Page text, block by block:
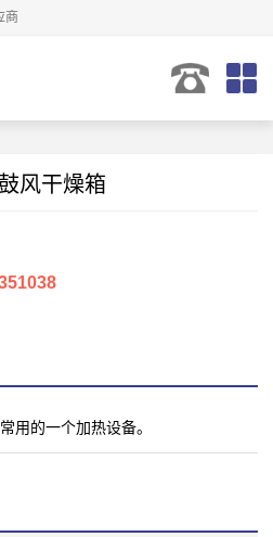
商
风干燥箱
用的一个加热设备。